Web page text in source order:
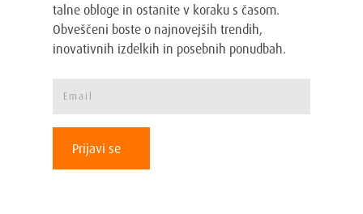
talne obloge in ostanite v koraku s časom.
Obveščeni boste o najnovejših trendih,
inovativnih izdelkih in posebnih ponudbah.
Prijavi se